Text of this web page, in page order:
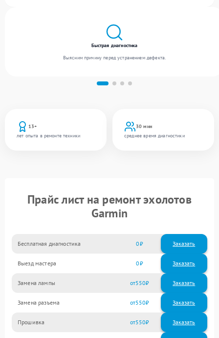
13+
лет опыта в ремонте техники
30 мин
среднее время диагностики
Быстрая диагностика
Выясним причину перед устранением дефекта.
Прайс лист на ремонт эхолотов
Garmin
Бесплатная диагностика 0 Заказать
Выезд мастера 0 Заказать
Замена лампы 550
Замена разъема 550
Прошивка 550